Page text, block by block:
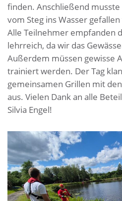
finden. Anschließend
vom Steg ins Wasser
Alle Teilnehmer empfanden
lehrreich, da wir das
Außerdem müssen gewisse
trainiert werden. Der Tag
gemeinsamen Grillen mit
aus. Vielen Dank an alle
Silvia Engel!